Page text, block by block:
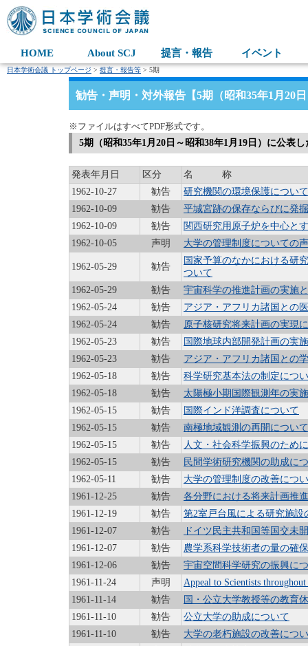
HOME About SCJ 提言・報告 イベント
日本学術会議 トップページ > 提言・報告等 > 5期
勧告・声明・対外報告【5期（昭和35年1月20
※ファイルはすべてPDF形式です。
5期（昭和35年1月20日～昭和38年1月19日）に公表
発表年月日 区分
名 称
1962-10-27
勧告
研究機関の環境保護について
1962-10-09
勧告
平城宮跡の保存ならびに発
1962-10-09
勧告
関西研究用原子炉を中心と
1962-10-05
声明 大学の管理制度についての
1962-05-29 勧告
国家予算のなかにおける研
ついて
1962-05-29
勧告
宇宙科学の推進計画の実施
1962-05-24
勧告
アジア・アフリカ諸国との
1962-05-24
勧告
原子核研究将来計画の実現
1962-05-23
勧告
国際地球内部開発計画の実
1962-05-23
勧告
アジア・アフリカ諸国との
1962-05-18
勧告
科学研究基本法の制定につ
1962-05-18
勧告
太陽極小期国際観測年の実
1962-05-15
勧告
国際インド洋調査について
1962-05-15
勧告
南極地域観測の再開について
1962-05-15
勧告
人文・社会科学振興のため
1962-05-15
勧告
民間学術研究機関の助成に
1962-05-11
勧告
大学の管理制度の改善につ
1961-12-25
勧告
各分野における将来計画推
1961-12-19
勧告
第2室戸台風による研究施設
1961-12-07
勧告
ドイツ民主共和国等国交未
1961-12-07
勧告
農学系科学技術者の量の確
1961-12-06
勧告
宇宙空間科学研究の振興に
1961-11-24
声明
Appeal to Scientists
1961-11-14
勧告
国・公立大学教授等の教育
1961-11-10
勧告
公立大学の助成について
1961-11-10
勧告
大学の老朽施設の改善につ